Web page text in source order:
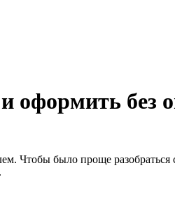
оформить без
Чтобы было проще